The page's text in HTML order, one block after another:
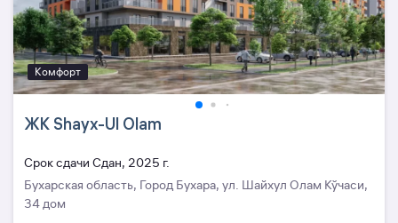
Комфорт
ЖК Shayx-Ul Olam
Cрок сдачи Сдан, 2025 г.
Бухарская область, Город Бухара, ул. Шайхул Олам Кўчаси,
34 дом